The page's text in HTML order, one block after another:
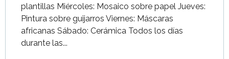
plantillas Miércoles: Mosaico sobre papel Jueves:
Pintura sobre guijarros Viernes: Máscaras
africanas Sábado: Cerámica Todos los días
durante las...